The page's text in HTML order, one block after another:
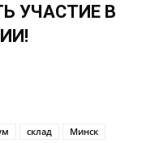
УЧАСТИЕ В
склад
Минск